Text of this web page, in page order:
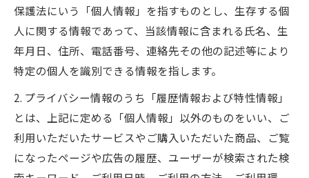
保護法にいう「個人情報」を指すものとし、生存する個
人に関する情報であって、当該情報に含まれる氏名、生
年月日、住所、電話番号、連絡先その他の記述等により
特定の個人を識別できる情報を指します。
2. プライバシー情報のうち「履歴情報および特性情報」
とは、上記に定める「個人情報」以外のものをいい、ご
利用いただいたサービスやご購入いただいた商品、ご覧
になったページや広告の履歴、ユーザーが検索された検